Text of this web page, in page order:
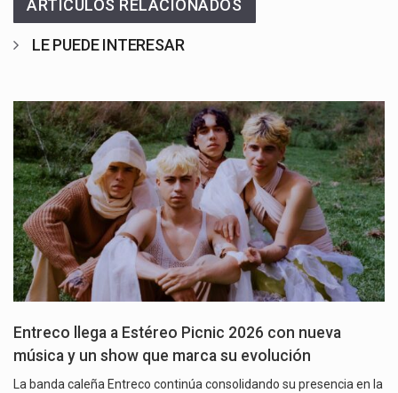
ARTÍCULOS RELACIONADOS
LE PUEDE INTERESAR
Entreco llega a Estéreo Picnic 2026 con nueva
música y un show que marca su evolución
La banda caleña Entreco continúa consolidando su presencia en la